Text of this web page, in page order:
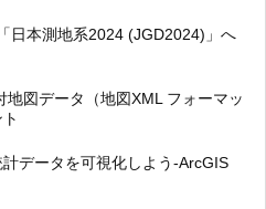
日本測地系2024 (JGD2024)」へ
地図データ（地図XML フォーマッ
データを可視化しよう-ArcGIS